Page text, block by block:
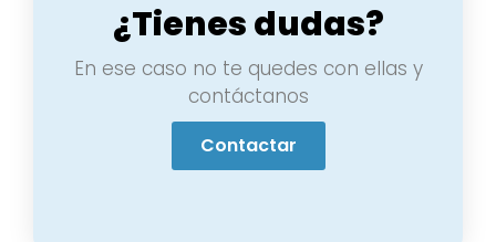
¿Tienes dudas?
En ese caso no te quedes con ellas y
contáctanos
Contactar